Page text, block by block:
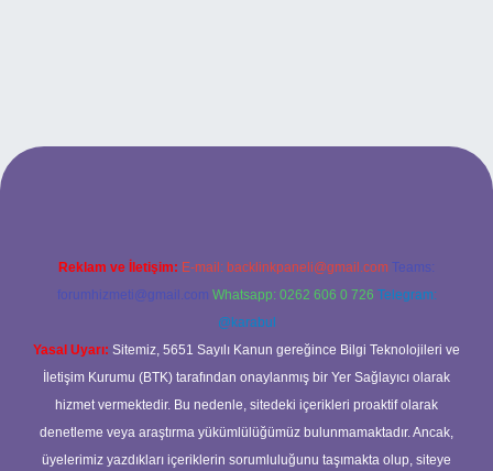
Reklam ve İletişim: E-mail: backlinkpaneli@gmail.com Teams:
forumhizmeti@gmail.com Whatsapp: 0262 606 0 726 Telegram:
@karabul
Yasal Uyarı: Sitemiz, 5651 Sayılı Kanun gereğince Bilgi Teknolojileri ve
İletişim Kurumu (BTK) tarafından onaylanmış bir Yer Sağlayıcı olarak
hizmet vermektedir. Bu nedenle, sitedeki içerikleri proaktif olarak
denetleme veya araştırma yükümlülüğümüz bulunmamaktadır. Ancak,
üyelerimiz yazdıkları içeriklerin sorumluluğunu taşımakta olup, siteye